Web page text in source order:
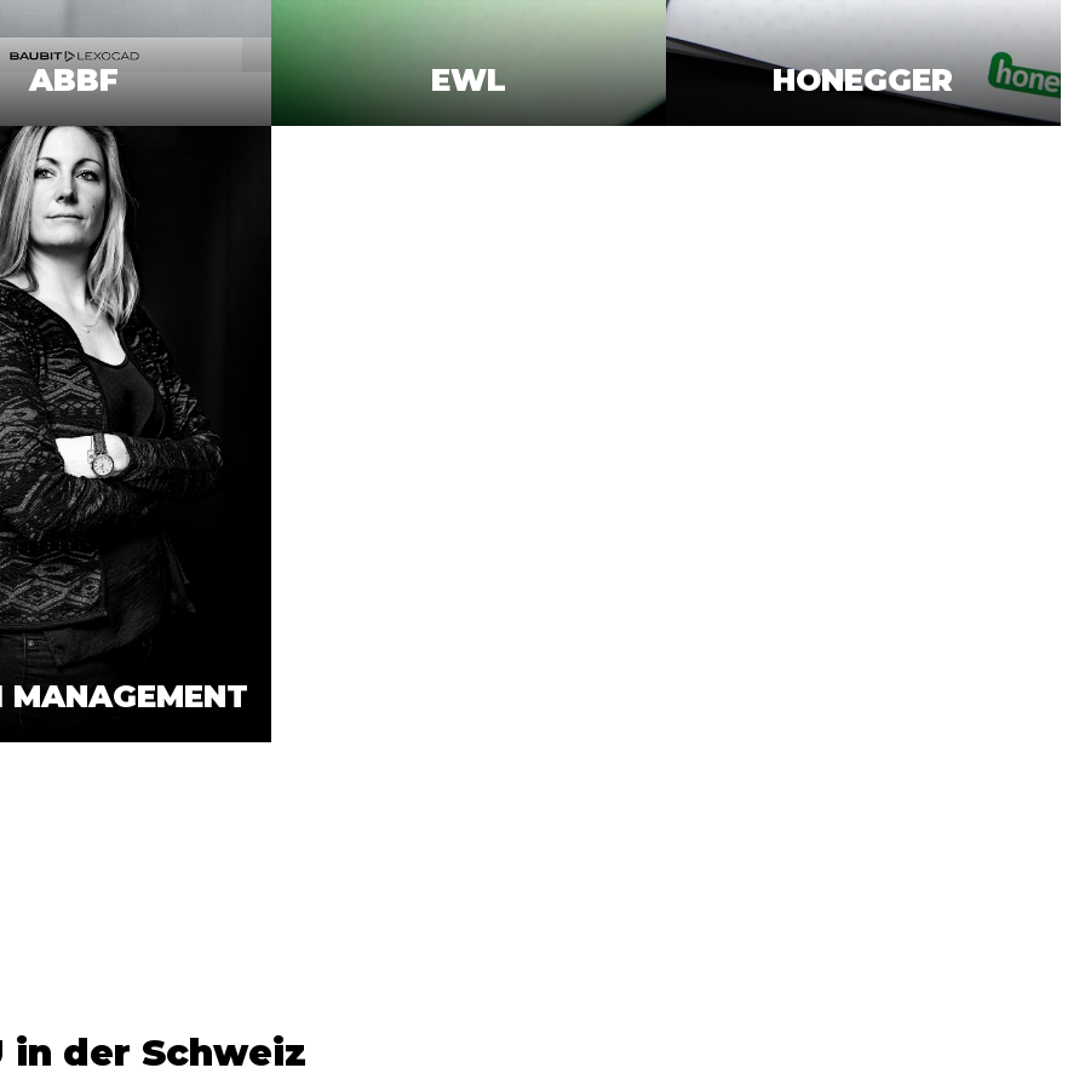
ABBF EWL HONEGGER
in der Schweiz